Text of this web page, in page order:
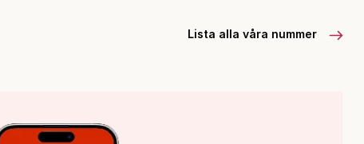
Lista alla våra nummer